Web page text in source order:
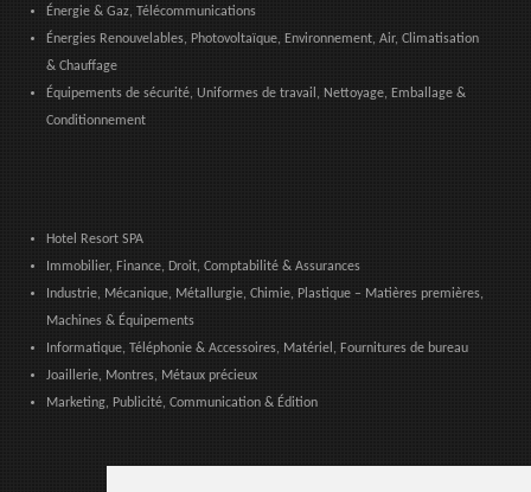
Énergie & Gaz, Télécommunications
Énergies Renouvelables, Photovoltaïque, Environnement, Air, Climatisation
& Chauffage
Équipements de sécurité, Uniformes de travail, Nettoyage, Emballage &
Conditionnement
Hotel Resort SPA
Immobilier, Finance, Droit, Comptabilité & Assurances
Industrie, Mécanique, Métallurgie, Chimie, Plastique – Matières premières,
Machines & Équipements
Informatique, Téléphonie & Accessoires, Matériel, Fournitures de bureau
Joaillerie, Montres, Métaux précieux
Marketing, Publicité, Communication & Édition